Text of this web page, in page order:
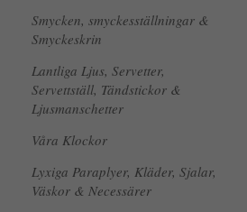
Smycken, smyckesställningar &
Smyckeskrin
Lantliga Ljus, Servetter,
Servettställ, Tändstickor &
Ljusmanschetter
Våra Klockor
Lyxiga Paraplyer, Kläder, Sjalar,
Väskor & Necessärer